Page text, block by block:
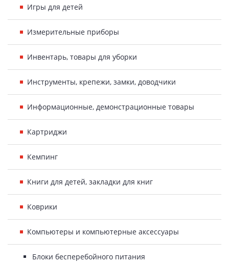
Игры для детей
Измерительные приборы
Инвентарь, товары для уборки
Инструменты, крепежи, замки, доводчики
Информационные, демонстрационные товары
Картриджи
Кемпинг
Книги для детей, закладки для книг
Коврики
Компьютеры и компьютерные аксессуары
Блоки бесперебойного питания